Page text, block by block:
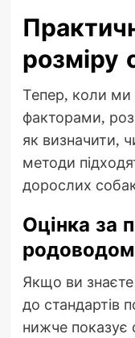
розміру
Тепер, коли ми
факторами,
як визначити,
методи
дорослих
Оцінка за
родоводом
Якщо ви
до стандартів
нижче показує